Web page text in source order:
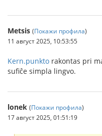
Metsis (Покажи профила)
11 август 2025, 10:53:55
Kern.punkto rakontas pri
sufiĉe simpla lingvo.
lonek (Покажи профила)
17 август 2025, 01:51:19